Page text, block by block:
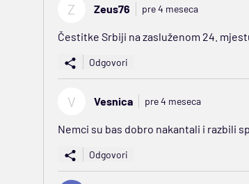
Z Zeus76 pre 4 meseca
Čestitke Srbiji na zasluženom 24.
Odgovori
V Vesnica pre 4 meseca
Nemci su bas dobro nakantali i razbili
Odgovori